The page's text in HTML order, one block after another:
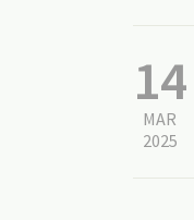
14
MAR
2025